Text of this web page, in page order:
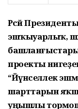
Рәсәй
эшҡыуарлыҡ,
проекты
“Йүнселлек
шарттарын
уңышлы